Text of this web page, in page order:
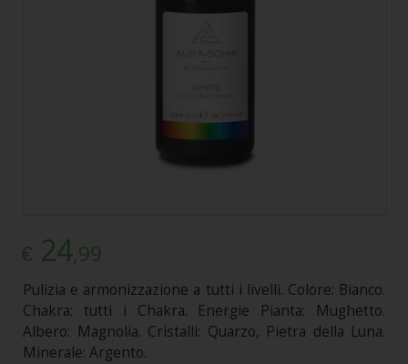
€ 24,99
Pulizia e armonizzazione a tutti i livelli. Colore: Bianco.
Chakra: tutti i Chakra. Energie Pianta: Mughetto.
Albero: Magnolia. Cristalli: Quarzo, Pietra della Luna.
Minerale: Argento.